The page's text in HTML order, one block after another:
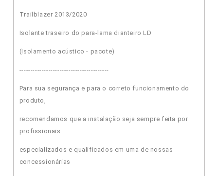
Trailblazer 2013/2020
Isolante traseiro do para-lama dianteiro LD
(Isolamento acústico - pacote)
----------------------------------------
Para sua segurança e para o correto funcionamento do
produto,
recomendamos que a instalação seja sempre feita por
profissionais
especializados e qualificados em uma de nossas
concessionárias